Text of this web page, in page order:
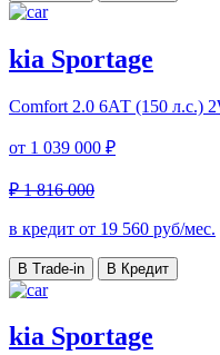
kia Sportage
Comfort 2.0 6АТ (150 л.с.)
от 1 039 000 ₽
₽ 1 816 000
в кредит от 19 560 руб/мес.
В Trade-in В Кредит
kia Sportage